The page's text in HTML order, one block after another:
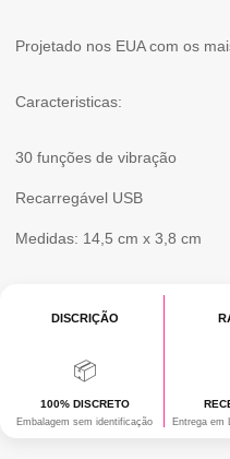
Projetado nos EUA com os
Caracteristicas:
30 funções de vibração
Recarregável USB
Medidas: 14,5 cm x 3,8 cm
DISCRIÇÃO
📦
100% DISCRETO
Embalagem sem identificação Entrega em